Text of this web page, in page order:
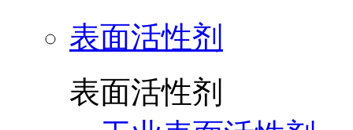
表面活性剂
表面活性剂